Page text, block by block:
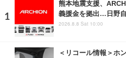
熊本地震支援、
義援金を拠出…日野
2026.8.8 Sat 10:00
＜リコール情報＞ホ